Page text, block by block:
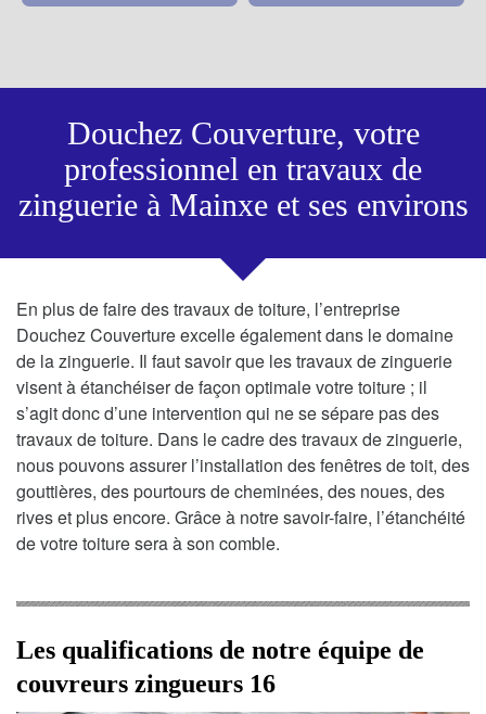
Douchez Couverture, votre
professionnel en travaux de
zinguerie à Mainxe et ses environs
En plus de faire des travaux de toiture, l’entreprise
Douchez Couverture excelle également dans le domaine
de la zinguerie. Il faut savoir que les travaux de zinguerie
visent à étanchéiser de façon optimale votre toiture ; il
s’agit donc d’une intervention qui ne se sépare pas des
travaux de toiture. Dans le cadre des travaux de zinguerie,
nous pouvons assurer l’installation des fenêtres de toit, des
gouttières, des pourtours de cheminées, des noues, des
rives et plus encore. Grâce à notre savoir-faire, l’étanchéité
de votre toiture sera à son comble.
Les qualifications de notre équipe de
couvreurs zingueurs 16